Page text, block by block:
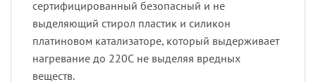
сертифицированный безопасный и не
выделяющий стирол пластик и силикон
платиновом катализаторе, который выдерживает
нагревание до 220С не выделяя вредных
веществ.